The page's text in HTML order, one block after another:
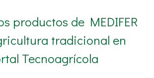
productos de MEDIFER
tradicional en
Tecnoagrícola